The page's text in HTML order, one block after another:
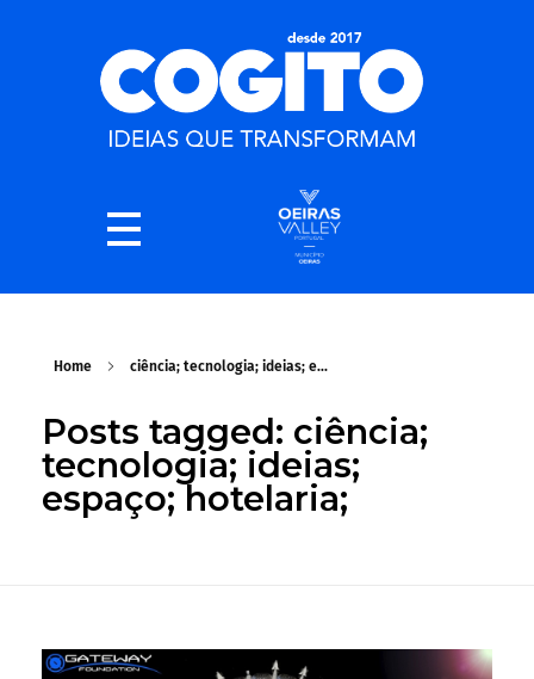
Home ciência; tecnologia; ideias; e...
Posts tagged: ciência;
tecnologia; ideias;
espaço; hotelaria;